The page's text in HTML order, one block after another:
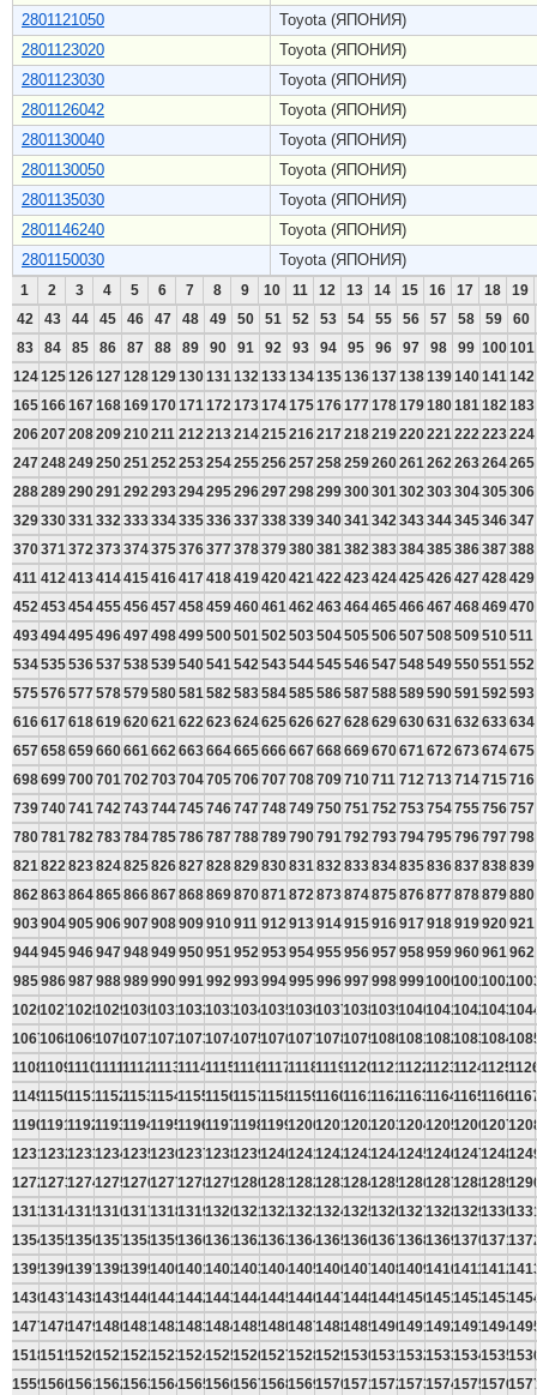
2801121050
Toyota (ЯПОНИЯ)
2801123020
Toyota (ЯПОНИЯ)
2801123030
Toyota (ЯПОНИЯ)
2801126042
Toyota (ЯПОНИЯ)
2801130040
Toyota (ЯПОНИЯ)
2801130050
Toyota (ЯПОНИЯ)
2801135030
Toyota (ЯПОНИЯ)
2801146240
Toyota (ЯПОНИЯ)
2801150030
Toyota (ЯПОНИЯ)
1 2 3 4 5 6 7 8 9 10 11 12 13 14 15 16 17 18
19
42
43 44 45 46 47 48 49 50 51 52 53 54 55 56 57 58 59
60
83
84 85 86 87 88 89 90 91 92 93 94 95 96 97 98 99 100101
124125126127128129130131 132 133134135136137138139140141 142
165166167168169170171 172 173174175176177178179180181 182 183
206207208209210211 212 213214215216217218219220221 222 223224
247248249250251 252 253254255256257258259260261 262 263264265
288289290291 292 293294295296297298299300301 302 303304305306
329330331 332 333334335336337338339340341 342 343344345346347
370371 372 373374375376377378379380381 382 383384385386387388
411 412 413414415416417418419420421 422 423424425426427428429
452 453454455456457458459460461 462 463464465466467468469470
493494495496497498499500501 502 503504505506507508509510511
534535536537538539540541 542 543544545546547548549550551 552
575576577578579580581 582 583584585586587588589590591 592 593
616617618619620621 622 623624625626627628629630631 632 633634
657658659660661 662 663664665666667668669670671 672 673674675
698699700701 702 703704705706707708709710711 712 713714715716
739740741 742 743744745746747748749750751 752 753754755756757
780781 782 783784785786787788789790791 792 793794795796797798
821 822 823824825826827828829830831 832 833834835836837838839
862 863864865866867868869870871 872 873874875876877878879880
903904905906907908909910911 912 913914915916917918919920921
944945946947948949950951 952 953954955956957958959960961 962
985986987988989990991 992 993994995996997998999100010011002
102610271028102910301031103210331034103510361037103810391040104110421043
106710681069107010711072107310741075107610771078107910801081108210831084
110811091110111111121113111411151116111711181119112011211122112311241125
114911501151115211531154115511561157115811591160116111621163116411651166
119011911192119311941195119611971198119912001201120212031204120512061207
123112321233123412351236123712381239124012411242124312441245124612471248
127212731274127512761277127812791280128112821283128412851286128712881289
131313141315131613171318131913201321132213231324132513261327132813291330
135413551356135713581359136013611362136313641365136613671368136913701371
139513961397139813991400140114021403140414051406140714081409141014111412
143614371438143914401441144214431444144514461447144814491450145114521453
147714781479148014811482148314841485148614871488148914901491149214931494
151815191520152115221523152415251526152715281529153015311532153315341535
155915601561156215631564156515661567156815691570157115721573157415751576